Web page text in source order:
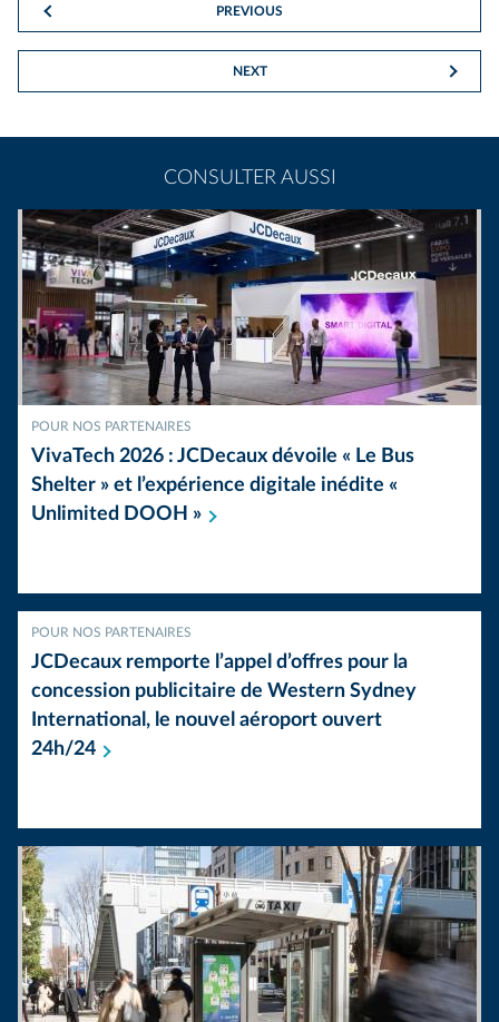
PREVIOUS
NEXT
CONSULTER AUSSI
POUR NOS PARTENAIRES
VivaTech 2026 : JCDecaux dévoile « Le Bus
Shelter » et l’expérience digitale inédite «
Unlimited DOOH »
POUR NOS PARTENAIRES
JCDecaux remporte l’appel d’offres pour la
concession publicitaire de Western Sydney
International, le nouvel aéroport ouvert
24h/24